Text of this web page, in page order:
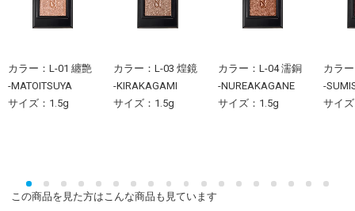
カラー：L-01 纏艶
-MATOITSUYA
サイズ：1.5g
カラー：L-03 煌鏡
-KIRAKAGAMI
サイズ：1.5g
カラー：L-04 濡銅
-NUREAKAGANE
サイズ：1.5g
カラ
-
サイ
この商品を見た方はこんな商品も見ています